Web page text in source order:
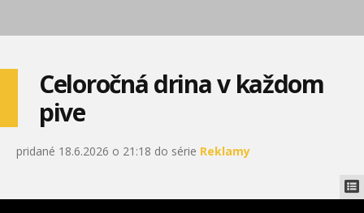
Celoročná drina v každom
pive
pridané 18.6.2026 o 21:18 do série Reklamy